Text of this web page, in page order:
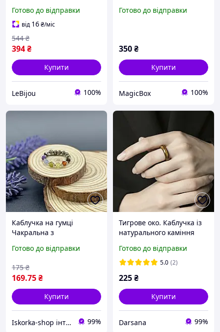
Готово до відправки
від 16₴/міс
394₴
544 ₴
Купити
LeBijou 100%
малахітом арт. 7765
Готово до відправки
350₴
Купити
MagicBox 100%
Каблучка на гумці
Чакральна з
4мм+- 16-20р-р
Готово до відправки
169.75₴
175 ₴
Купити
Iskorka-shop інтернет-магазин прикрас та товарів для рукоділля 99%
Тигрове око. Каблучка із
натурального каміння
Готово до відправки
5.0 (2)
225₴
Купити
Darsana 99%